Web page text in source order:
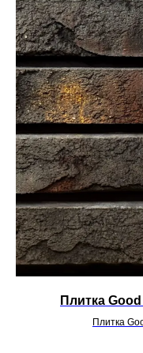
Плитка
Плитка